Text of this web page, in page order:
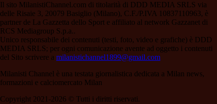
Il sito MilanistiChannel.com di titolarità di DDD MEDIA SRLS via
delle Risaie 3, 20079 Basiglio (Milano), C.F./P.IVA 10837110963, è
partner de La Gazzetta dello Sport e affiliato al network Gazzanet di
RCS Mediagroup S.p.a..
Unico responsabile dei contenuti (testi, foto, video e grafiche) è DDD
MEDIA SRLS; per ogni comunicazione avente ad oggetto i contenuti
del Sito scrivere a milanistichannel1899@gmail.com
Milanisti Channel è una testata giornalistica dedicata a Milan news,
formazioni e calciomercato Milan
Copyright 2021-2026 © Tutti i diritti riservati.